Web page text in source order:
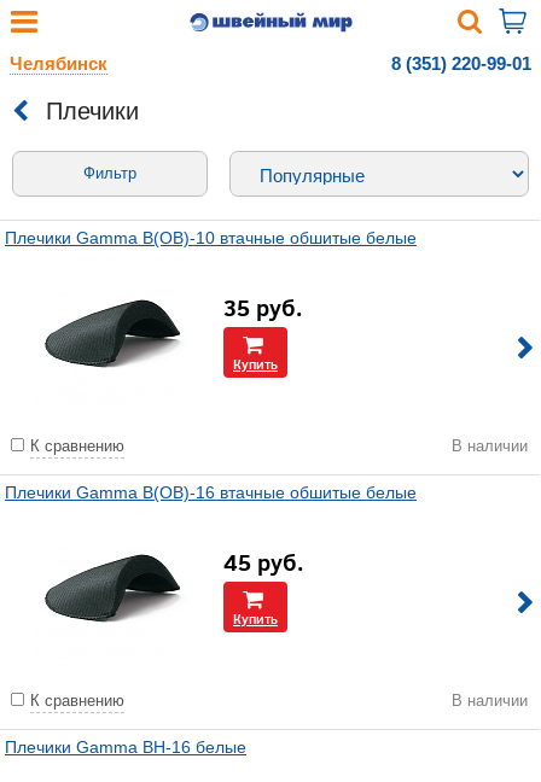
Челябинск 8 (351) 220-99-01
Плечики
Фильтр
Плечики Gamma В(ОВ)-10 втачные обшитые белые
35 руб.
Купить
К сравнению В наличии
Плечики Gamma В(ОВ)-16 втачные обшитые белые
45 руб.
Купить
К сравнению В наличии
Плечики Gamma BH-16 белые